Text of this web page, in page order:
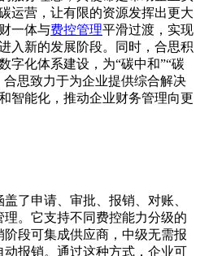
运营，让有限的资源发挥出更大
一体与费控管理平滑过渡，实现
入新的发展阶段。同时，合思积
字化体系建设，为“碳中和”“碳
思致力于为企业提供综合解决
智能化，推动企业财务管理向更
了申请、审批、报销、对账、
。它支持不同费控能力分级的
段可集成供应商，中级无需报
报销。通过这种方式，企业可